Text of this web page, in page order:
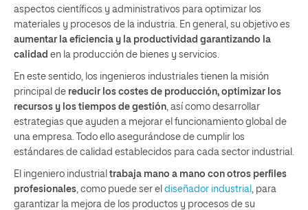
aspectos científicos y administrativos para optimizar los
materiales y procesos de la industria. En general, su objetivo es
aumentar la eficiencia y la productividad garantizando la
calidad en la producción de bienes y servicios.
En este sentido, los ingenieros industriales tienen la misión
principal de reducir los costes de producción, optimizar los
recursos y los tiempos de gestión, así como desarrollar
estrategias que ayuden a mejorar el funcionamiento global de
una empresa. Todo ello asegurándose de cumplir los
estándares de calidad establecidos para cada sector industrial.
El ingeniero industrial trabaja mano a mano con otros perfiles
profesionales, como puede ser el diseñador industrial , para
garantizar la mejora de los productos y procesos de su